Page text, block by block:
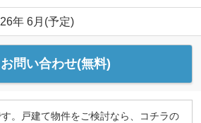
年 6月(予定)
お問い合わせ(無料)
。戸建て物件をご検討なら、コチラの